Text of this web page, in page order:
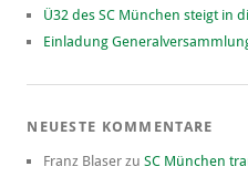
Ü32 des SC München steigt in
Einladung
NEUESTE KOMMENTARE
Franz Blaser zuSC München